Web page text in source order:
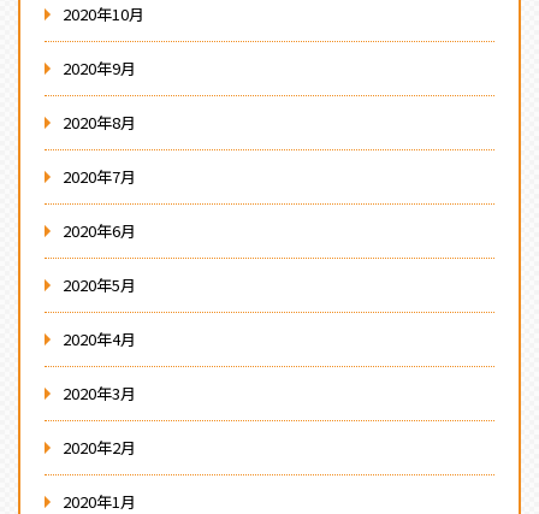
2020年10月
2020年9月
2020年8月
2020年7月
2020年6月
2020年5月
2020年4月
2020年3月
2020年2月
2020年1月